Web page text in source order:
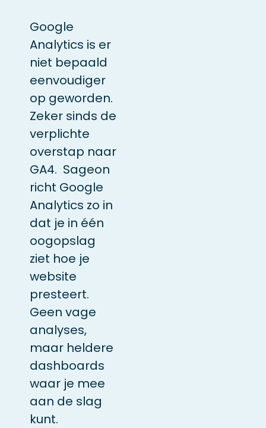
Google
Analytics is er
niet bepaald
eenvoudiger
op geworden.
Zeker sinds de
verplichte
overstap naar
GA4. Sageon
richt Google
Analytics zo in
dat je in één
oogopslag
ziet hoe je
website
presteert.
Geen vage
analyses,
maar heldere
dashboards
waar je mee
aan de slag
kunt.